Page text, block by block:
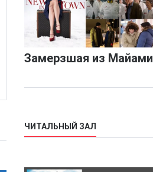
Замерзшая из Майами
ЧИТАЛЬНЫЙ ЗАЛ